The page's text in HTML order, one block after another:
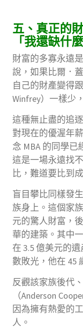
五、真正的
「我還缺什
財富的多寡永遠
說，如果比爾．
自己的財產變得
Winfrey）一樣少
這種無止盡的追
對現在的優渥年
念 MBA 的同學已
這是一場永遠找
比，難道要比到
盲目攀比同樣發
族身上。這個家
元的驚人財富，
華的建築。其中
在 3.5 億美元的
數敗光，他在 45
反觀該家族後代
（Anderson
因為擁有熱愛的
人。